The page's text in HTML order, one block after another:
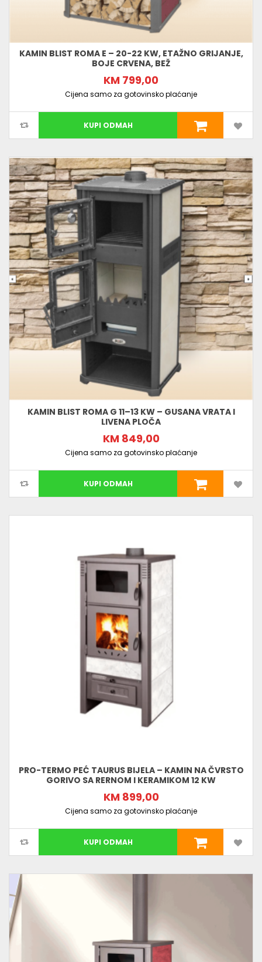
KAMIN BLIST ROMA E – 20-22 KW, ETAŽNO GRIJANJE,
BOJE CRVENA, BEŽ
KM 799,00
Cijena samo za gotovinsko plaćanje
KUPI ODMAH
KAMIN BLIST ROMA G 11–13 KW – GUSANA VRATA I
LIVENA PLOČA
KM 849,00
Cijena samo za gotovinsko plaćanje
KUPI ODMAH
PRO-TERMO PEĆ TAURUS BIJELA – KAMIN NA ČVRSTO
GORIVO SA RERNOM I KERAMIKOM 12 KW
KM 899,00
Cijena samo za gotovinsko plaćanje
KUPI ODMAH